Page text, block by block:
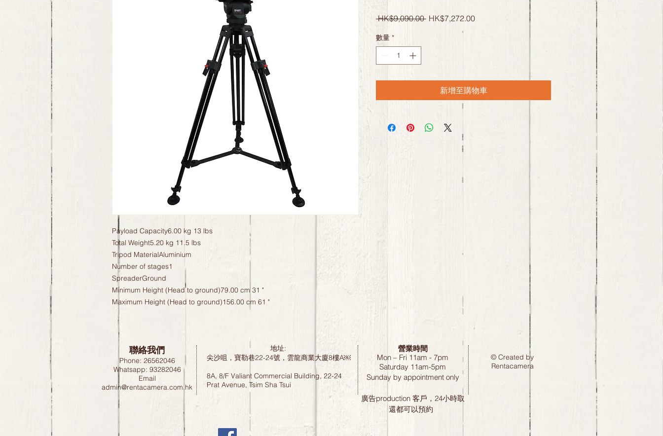
Payload Capacity6.00 kg 13 lbs
Total Weight5.20 kg 11.5 lbs
Tripod MaterialAluminium
Number of stages1
SpreaderGround
Minimum Height (Head to ground)79.00 cm 31 "
Maximum Height (Head to ground)156.00 cm 61 "
HK$9,090.00 一HK$7,272.00促
數量 *
新增至購物車
聯絡我們
Phone: 26562046
Whatsapp: 93282046
Email
admin@rentacamera.com.hk
地址:
尖沙咀，寶勒巷22-24號，雲龍商業大廈8樓A￼
8A, 8/F Valiant Commercial Building, 22-24
Prat Avenue, Tsim Sha Tsui
營業時間
Mon – Fri 11am - 7pm
Saturday 11am-5pm
Sunday by appointment only
廣告production 客戶，24小時取
還都可以預約
© Created by
Rentacamera